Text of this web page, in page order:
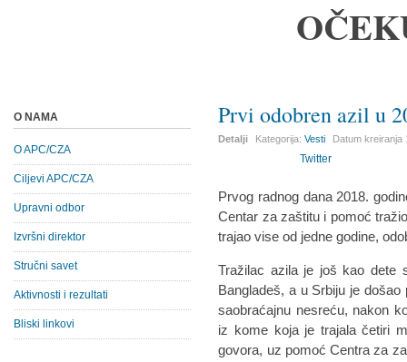
Prvi odobren azil u
Detalji Kategorija:Vesti Datum kreiranja
Twitter
Prvog radnog dana 2018.
Centar za zaštitu i pomoć
trajao vise od jedne godine,
Tražilac azila je još kao dete
Bangladeš, a u Srbiju je
saobraćajnu nesreću, nakon
iz kome koja je trajala četiri
govora, uz pomoć Centra za
O NAMA
O APC/CZA
Ciljevi APC/CZA
Upravni odbor
Izvršni direktor
Stručni savet
Aktivnosti i rezultati
Bliski linkovi